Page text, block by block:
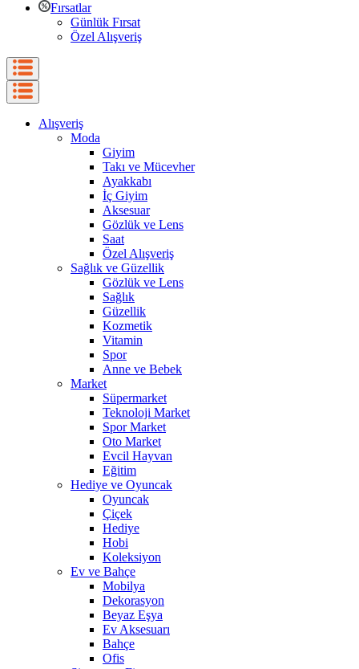
Fırsatlar
Günlük Fırsat
Özel Alışveriş
Alışveriş
Moda
Giyim
Takı ve Mücevher
Ayakkabı
İç Giyim
Aksesuar
Gözlük ve Lens
Saat
Özel Alışveriş
Sağlık ve Güzellik
Gözlük ve Lens
Sağlık
Güzellik
Kozmetik
Vitamin
Spor
Anne ve Bebek
Market
Süpermarket
Teknoloji Market
Spor Market
Oto Market
Evcil Hayvan
Eğitim
Hediye ve Oyuncak
Oyuncak
Çiçek
Hediye
Hobi
Koleksiyon
Ev ve Bahçe
Mobilya
Dekorasyon
Beyaz Eşya
Ev Aksesuarı
Bahçe
Ofis